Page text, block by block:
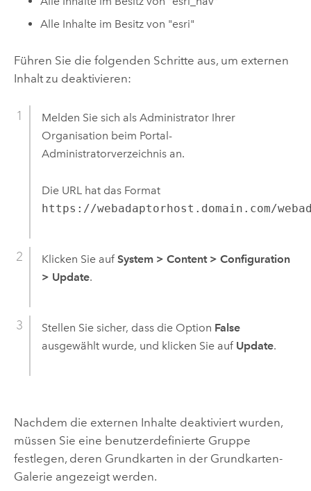
Alle Inhalte im Besitz von "esri"
Führen Sie die folgenden Schritte aus, um externen
Inhalt zu deaktivieren:
Melden Sie sich als Administrator Ihrer
Organisation beim Portal-
Administratorverzeichnis an.
Die URL hat das Format
https://webadaptorhost.domain.com/
Klicken Sie auf System > Content > Configuration
> Update.
Stellen Sie sicher, dass die Option False
ausgewählt wurde, und klicken Sie auf Update.
Nachdem die externen Inhalte deaktiviert wurden,
müssen Sie eine benutzerdefinierte Gruppe
festlegen, deren Grundkarten in der Grundkarten-
Galerie angezeigt werden.